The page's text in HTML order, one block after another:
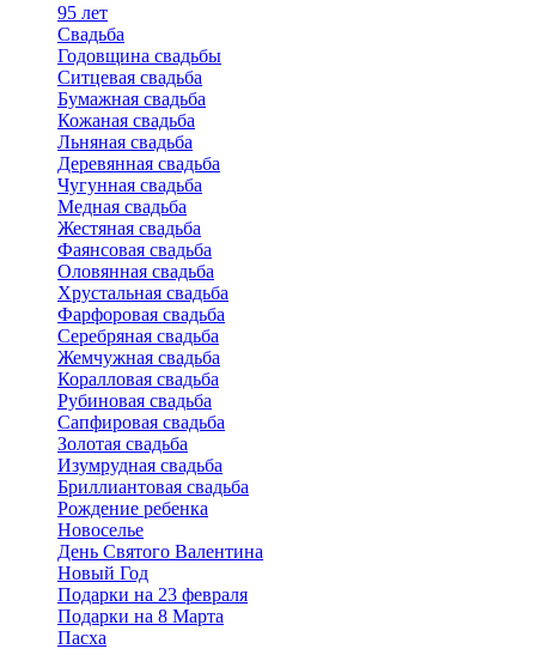
95 лет
Свадьба
Годовщина свадьбы
Ситцевая свадьба
Бумажная свадьба
Кожаная свадьба
Льняная свадьба
Деревянная свадьба
Чугунная свадьба
Медная свадьба
Жестяная свадьба
Фаянсовая свадьба
Оловянная свадьба
Хрустальная свадьба
Фарфоровая свадьба
Серебряная свадьба
Жемчужная свадьба
Коралловая свадьба
Рубиновая свадьба
Сапфировая свадьба
Золотая свадьба
Изумрудная свадьба
Бриллиантовая свадьба
Рождение ребенка
Новоселье
День Святого Валентина
Новый Год
Подарки на 23 февраля
Подарки на 8 Марта
Пасха